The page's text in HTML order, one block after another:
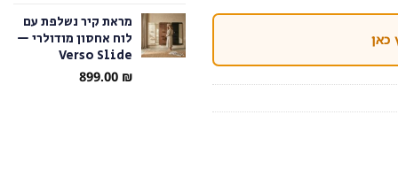
כאן
מראת קיר נשלפת עם
לוח אחסון מודולרי —
Verso Slide
899.00 ₪